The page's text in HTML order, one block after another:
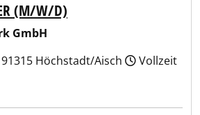
(M/W/D)
GmbH
Höchstadt/Aisch
Vollzeit